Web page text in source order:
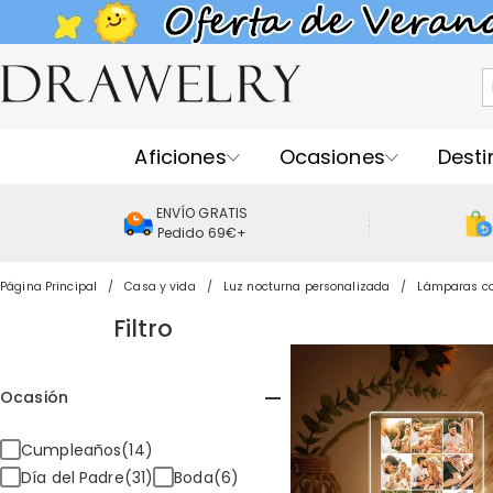
Aficiones Ocasiones
ENVÍO GRATIS
Pedido 69€+
Página Principal Casa y vida Luz nocturna personalizada Lámparas
Filtro
Ocasión
Cumpleaños(14)
Día del Padre(31)
Boda(6)